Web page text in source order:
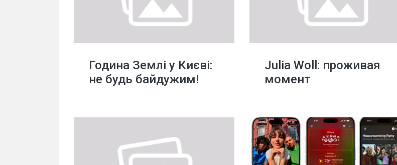
Година Землі у Києві:
не будь байдужим!
Julia Woll: проживая
момент